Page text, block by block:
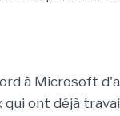
à Microsoft
ont déjà